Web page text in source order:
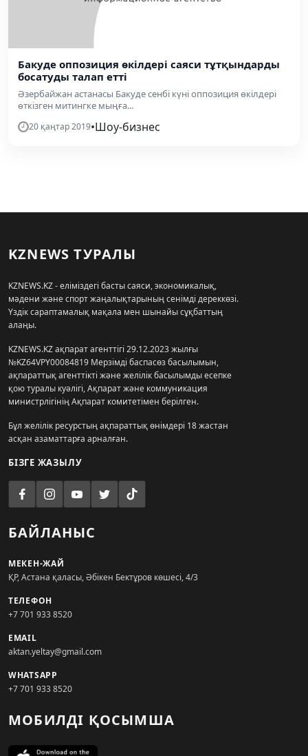
Бакуде оппозиция өкілдері саяси тұтқындарды
босатуды талап етті
Әзербайжан астанасы Бакуде сенбі күні оппозиция өкілдері
өткізген митингке мыңға...
20 қаңтар 2019•Шоу-бизнес
KZNEWS ТУРАЛЫ
KZNEWS.KZ - еліміздегі басты саяси, экономикалық,
мәдени және спорт жаңалықтарының сенімді дереккөзі.
Үздік сараптамалық мақала мен шынайы сұқбаттың
алаңы.
KZNEWS.KZ ақпарат агенттігі 29.12.2023 жылғы
№KZ64VPY00084819 Мерзімді баспасөз басылымын,
ақпараттық агенттікті және желілік басылымды есепке
қою туралы куәлігі, Ақпарат және коммуникация
министрлігінің Ақпарат комитетімен берілген.
Бұл желілік ресурстың ақпараттық өнімдері 18 жастан
асқан азаматтарға арналған.
БІЗГЕ ЖАЗЫЛУ
БАЙЛАНЫС
МЕКЕН-ЖАЙ
ҚР, Астана қаласы, Әбікен Бектұров көшесі, 4/3
ТЕЛЕФОН
+7 701 933 8520
EMAIL
aktan.yeltay@gmail.com
WHATSAPP
+7 701 933 8520
МОБИЛДІ ҚОСЫМША